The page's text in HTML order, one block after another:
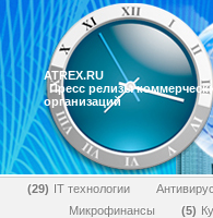
ATREX.RU
Пресс релизы
организаций
29 IT технологии
Микрофинансы
5